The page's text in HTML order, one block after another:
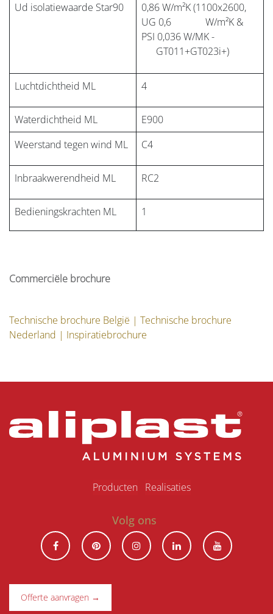
Ud isolatiewaarde Star90
0,86 W/m²K (1100x2600,
UG 0,6 W/m²K &
PSI 0,036 W/MK -
GT011+GT023i+)
Luchtdichtheid ML 4
Waterdichtheid ML
E900
Weerstand tegen wind ML
C4
Inbraakwerendheid ML RC2
Bedieningskrachten ML 1
Commerciële brochure
Technische brochure België | Technische brochure
Nederland | Inspiratiebrochure
Produ​ct​en Realisaties
Volg ons
Offerte aanvragen →